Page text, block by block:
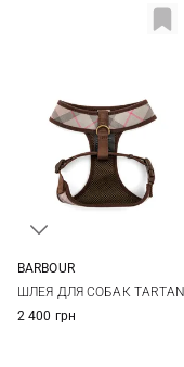
BARBOUR
ШЛЕЯ ДЛЯ СОБАК TARTAN
2 400 грн